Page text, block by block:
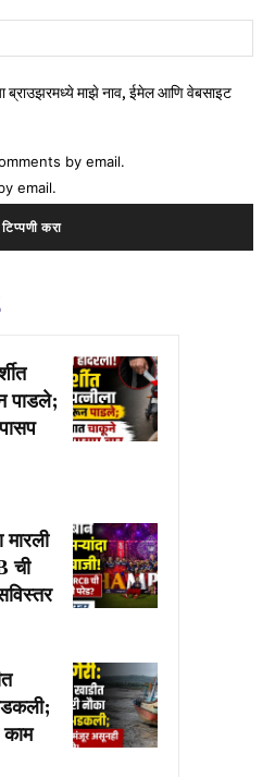
ब्राउझरमध्ये माझे नाव, ईमेल आणि वेबसाइट
by email.
email.
पाडले;
ची